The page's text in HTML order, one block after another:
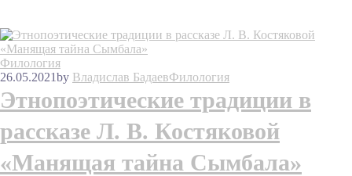
Филология
26.05.2021by Владислав БадаевФилология
Этнопоэтические традиции в
рассказе Л. В. Костяковой
«Манящая тайна Сымбала»